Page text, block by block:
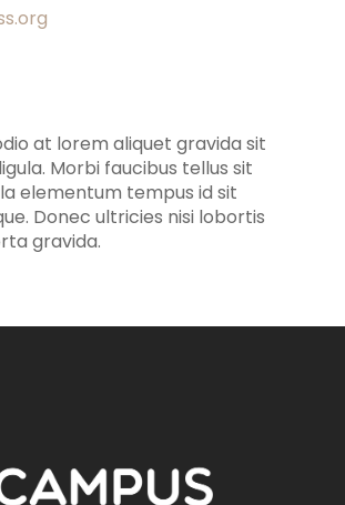
at lorem aliquet gravida sit
Morbi faucibus tellus sit
elementum tempus id sit
Donec ultricies nisi lobortis
gravida.